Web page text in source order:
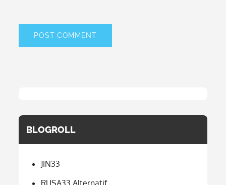
BLOGROLL
JIN33
RUSA33 Alternatif